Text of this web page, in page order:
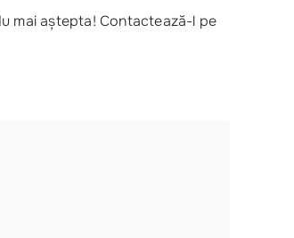
mai aștepta! Contactează-l pe